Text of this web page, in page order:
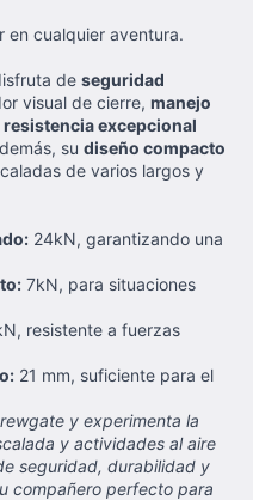
en cualquier aventura.
de seguridad
visual de cierre, manejo
resistencia excepcional
su diseño compacto
de varios largos y
24kN, garantizando una
7kN, para situaciones
resistente a fuerzas
21 mm, suficiente para el
y experimenta la
y actividades al aire
seguridad, durabilidad y
compañero perfecto para